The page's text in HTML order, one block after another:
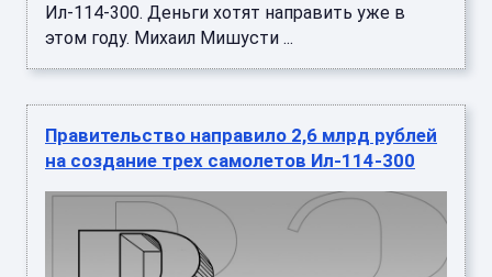
Ил-114-300. Деньги хотят направить уже в
этом году. Михаил Мишусти ...
Правительство направило 2,6 млрд рублей
на создание трех самолетов Ил-114-300